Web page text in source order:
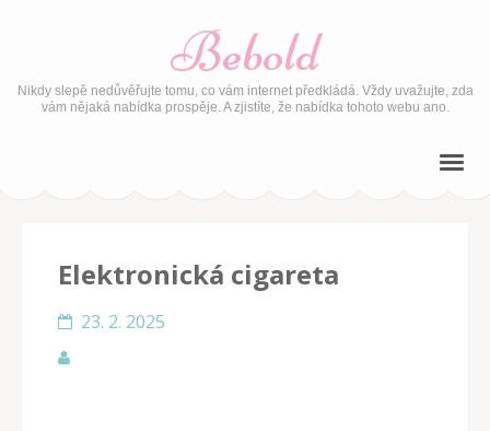
Bebold
Nikdy slepě nedůvěřujte tomu, co vám internet předkládá. Vždy uvažujte, zda
vám nějaká nabídka prospěje. A zjistíte, že nabídka tohoto webu ano.
Elektronická cigareta
23. 2. 2025